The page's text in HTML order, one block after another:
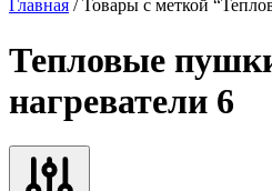
Главная / Товары с меткой
Тепловые
нагреватели 6